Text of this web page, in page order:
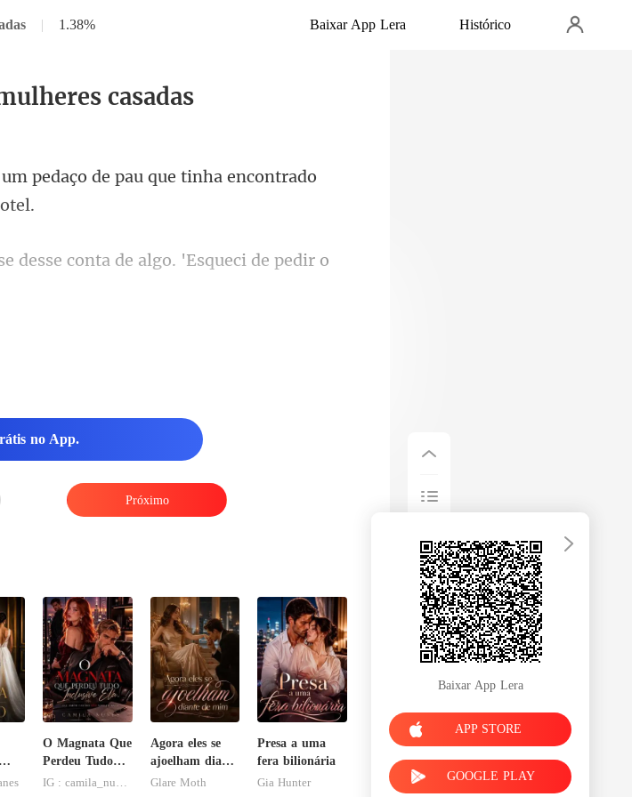
| 1.38% Baixar App Lera Histórico
casadas
daço de pau que tinha encontrado
desse conta de algo. 'Esqueci
no App.
Próximo
O Magnata Que
Perdeu Tudo
Inclusive Ela
Agora eles se
ajoelham diante
de mim
Glare Moth
Presa a uma
fera bilionária
Gia Hunter
Baixar App Lera
APP STORE
GOOGLE PLAY